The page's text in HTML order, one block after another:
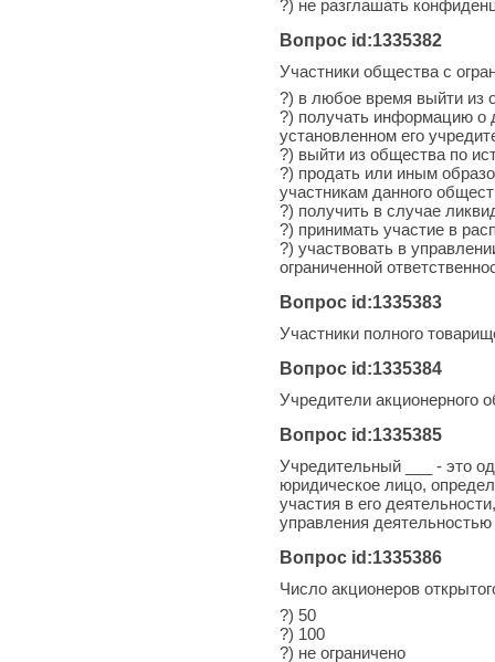
?) не разглашать
Вопрос id:1335382
Участники общества с
?) в любое время выйти из
?) получать информацию о
установленном его
?) выйти из общества по
?) продать или иным
участникам данного
?) получить в случае
?) принимать участие в
?) участвовать в
ограниченной
Вопрос id:1335383
Участники полного
Вопрос id:1335384
Учредители акционерного
Вопрос id:1335385
Учредительный ___ - это
юридическое лицо,
участия в его
управления
Вопрос id:1335386
Число акционеров
?) 50
?) 100
?) не ограничено